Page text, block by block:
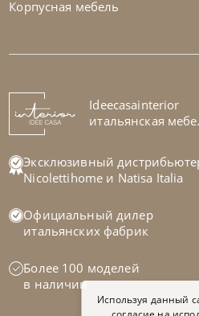
Корпусная мебель
Ideecasainterior
итальянская
Эксклюзивный
Nicolettihome и Natisa Italia
Официальный дилер
итальянских фабрик
Более 100 моделей
в наличии
Используя данный